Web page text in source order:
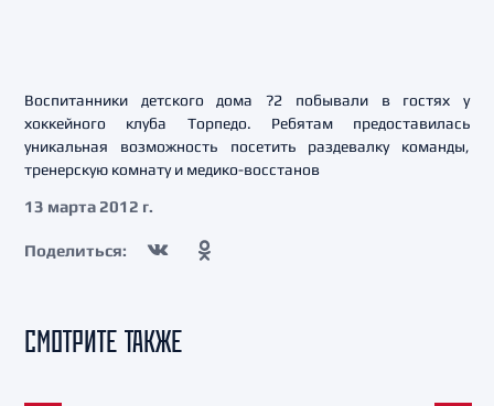
Воспитанники детского дома ?2 побывали в гостях у
хоккейного клуба Торпедо. Ребятам предоставилась
уникальная возможность посетить раздевалку команды,
тренерскую комнату и медико-восстанов
13 марта 2012 г.
Поделиться:
СМОТРИТЕ ТАКЖЕ